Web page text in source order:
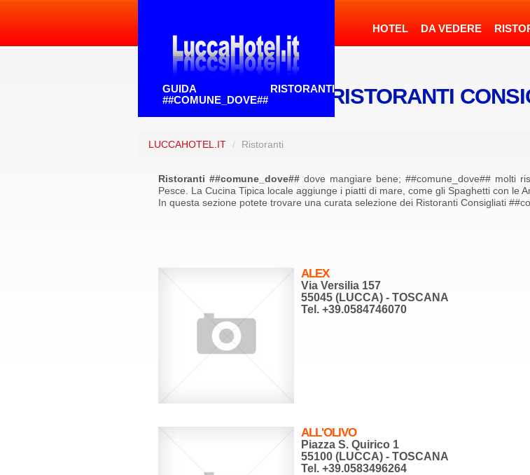
GUIDA RISTORANTI
##COMUNE_DOVE##
HOTEL DA VEDERE
I RISTORANTI
LUCCAHOTEL.IT / Ristoranti
Ristoranti ##comune_dove##dove mangiare bene; ##comune_dove## molti
Pesce. La Cucina Tipica locale aggiunge i piatti di mare, come gli Spaghetti con le
In questa sezione potete trovare una curata selezione dei Ristoranti Consigliati
ALEX
Via Versilia 157
55045 (LUCCA) - TOSCANA
Tel. +39.0584746070
ALL'OLIVO
Piazza S. Quirico 1
55100 (LUCCA) - TOSCANA
Tel. +39.0583496264